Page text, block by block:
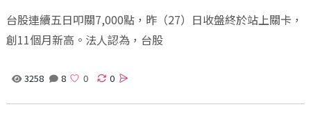
台股連續五日叩關7,000點，昨（27）日收盤終於站上關卡，
創11個月新高。法人認為，台股
3258 8 0